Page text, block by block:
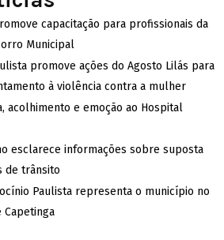
capacitação para profissionais da
Municipal
promove ações do Agosto Lilás para
à violência contra a mulher
acolhimento e emoção ao Hospital
esclarece informações sobre suposta
de trânsito
Paulista representa o município no
Capetinga